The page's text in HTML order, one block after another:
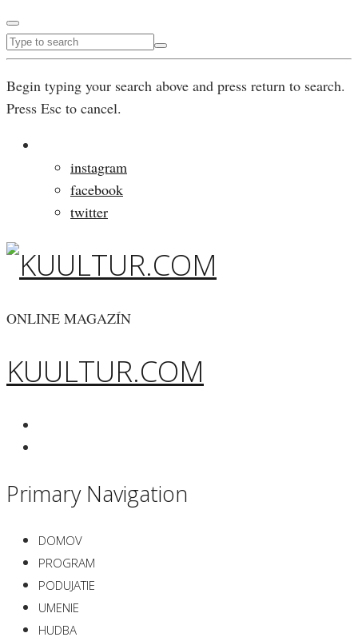
Begin typing your search above and press return to search.
Press Esc to cancel.
instagram
facebook
twitter
ONLINE MAGAZÍN
KUULTUR.COM
Primary Navigation
DOMOV
PROGRAM
PODUJATIE
UMENIE
HUDBA